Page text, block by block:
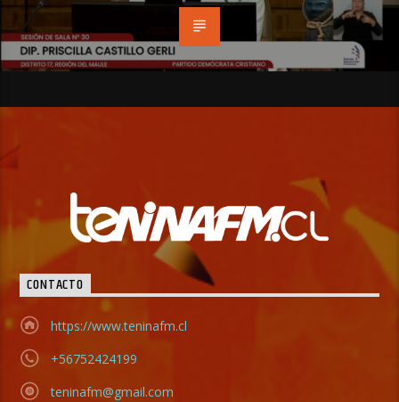
CONTACTO
https://www.teninafm.cl
+56752424199
teninafm@gmail.com